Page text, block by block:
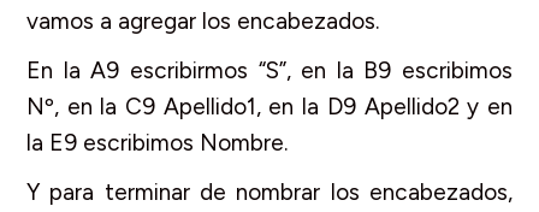
vamos a agregar los encabezados.
En la A9 escribirmos “S”, en la B9 escribimos
Nº, en la C9 Apellido1, en la D9 Apellido2 y en
la E9 escribimos Nombre.
Y para terminar de nombrar los encabezados,